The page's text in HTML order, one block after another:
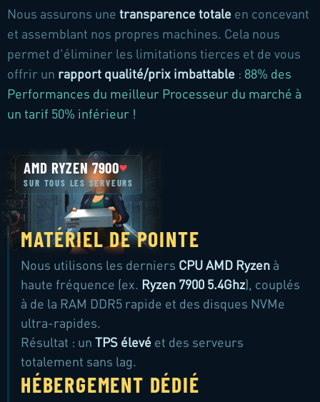
Nous assurons une transparence totale en concevant
et assemblant nos propres machines. Cela nous
permet d'éliminer les limitations tierces et de vous
offrir un rapport qualité/prix imbattable : 88% des
Performances du meilleur Processeur du marché à
un tarif 50% inférieur !
MATÉRIEL DE POINTE
Nous utilisons les derniers CPU AMD Ryzen à
haute fréquence (ex. Ryzen 7900 5.4Ghz), couplés
à de la RAM DDR5 rapide et des disques NVMe
ultra-rapides.
Résultat : un TPS élevé et des serveurs
totalement sans lag.
HÉBERGEMENT DÉDIÉ